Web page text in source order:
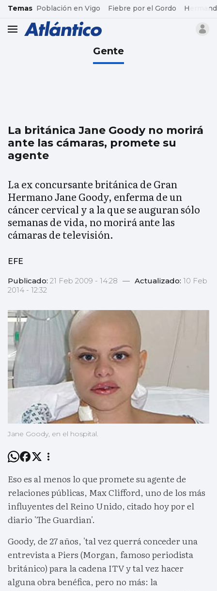
common.go-to-content
Temas Población en Vigo Fiebre por el Gordo
header.menu.open
Gente
La británica Jane Goody no morirá
ante las cámaras, promete su
agente
La ex concursante británica de Gran
Hermano Jane Goody, enferma de un
cáncer cervical y a la que se auguran sólo
semanas de vida, no morirá ante las
cámaras de televisión.
EFE
Publicado: 21 Feb 2009 - 14:28 — Actualizado: 10 Feb
2014 - 12:32
Jane Goody, en el hospital.
Eso es al menos lo que promete su agente de
relaciones públicas, Max Clifford, uno de los más
influyentes del Reino Unido, citado hoy por el
diario 'The Guardian'.
Goody, de 27 años, 'tal vez querrá conceder una
entrevista a Piers (Morgan, famoso periodista
británico) para la cadena ITV y tal vez hacer
alguna obra benéfica, pero no más: la